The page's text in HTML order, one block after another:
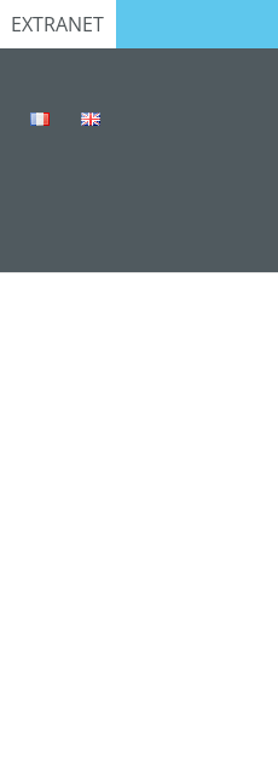
EXTRANET